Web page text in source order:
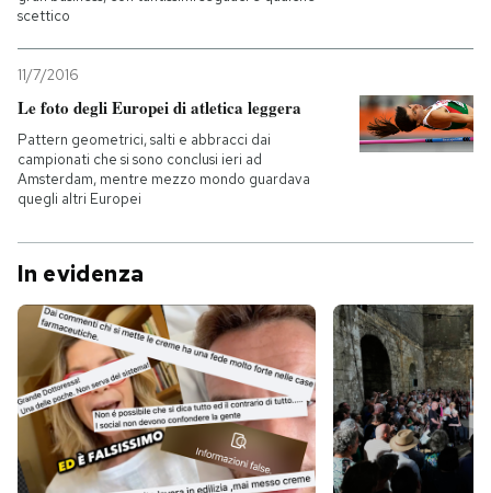
scettico
11/7/2016
Le foto degli Europei di atletica leggera
Pattern geometrici, salti e abbracci dai
campionati che si sono conclusi ieri ad
Amsterdam, mentre mezzo mondo guardava
quegli altri Europei
In evidenza